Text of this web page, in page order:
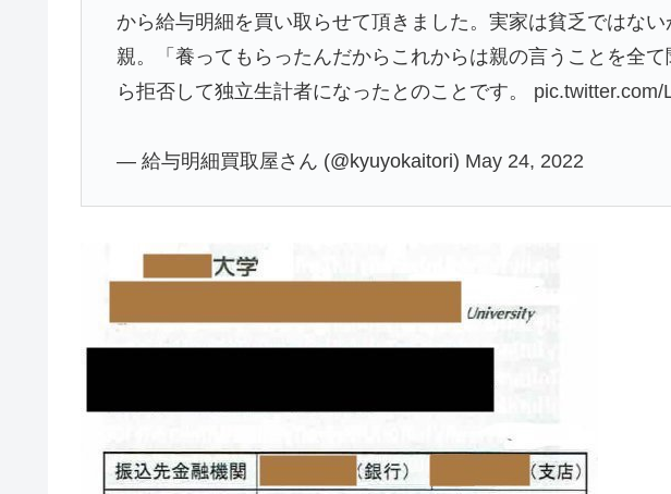
から給与明細を買い取らせて頂きました。実家は貧乏ではな
親。「養ってもらったんだからこれからは親の言うことを全
ら拒否して独立生計者になったとのことです。 pic.twitter.com/
— 給与明細買取屋さん (@kyuyokaitori) May 24, 2022